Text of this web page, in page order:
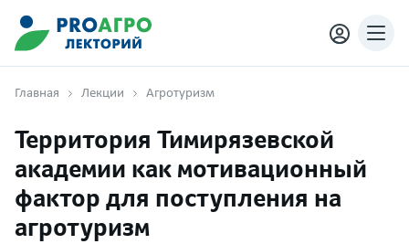
Главная Лекции Агротуризм
Территория Тимирязевской
академии как мотивационный
фактор для поступления на
агротуризм